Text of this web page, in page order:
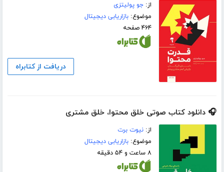
از:جو پولیتزی
موضوع:بازاریابی دیجیتال
۴۶۴ صفحه
دریافت از کتابراه
🎧 دانلود کتاب صوتی خلق محتوا، خلق مشتری
از:نیوت برت
موضوع:بازاریابی دیجیتال
۸ ساعت و ۵۴ دقیقه